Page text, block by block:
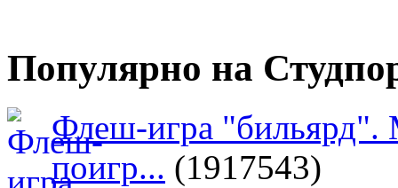
Популярно на
Флеш-игра "бильярд".
поигр... (1917543)